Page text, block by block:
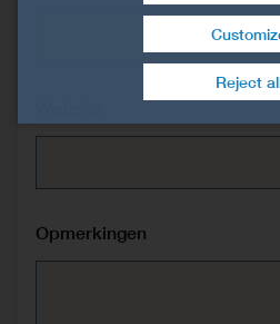
Opmerkingen
Reject
Toestemming